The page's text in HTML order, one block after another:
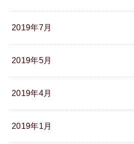
2019年7月
2019年5月
2019年4月
2019年1月